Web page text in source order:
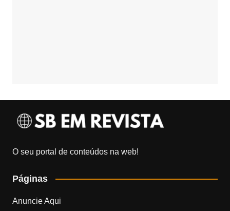
O seu portal de conteúdos na web!
Páginas
Anuncie Aqui